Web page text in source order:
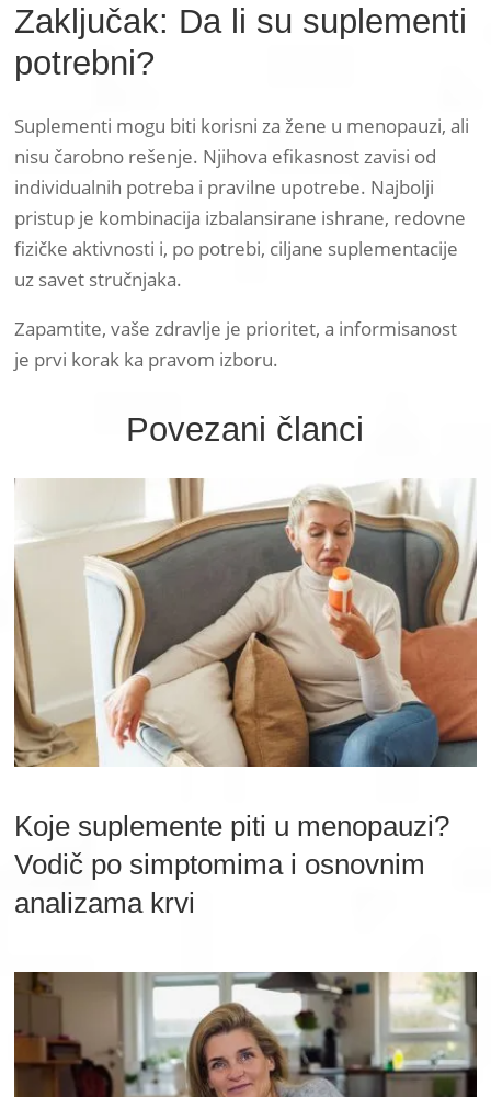
Zaključak: Da li su suplementi
potrebni?
Suplementi mogu biti korisni za žene u menopauzi, ali
nisu čarobno rešenje. Njihova efikasnost zavisi od
individualnih potreba i pravilne upotrebe. Najbolji
pristup je kombinacija izbalansirane ishrane, redovne
fizičke aktivnosti i, po potrebi, ciljane suplementacije
uz savet stručnjaka.
Zapamtite, vaše zdravlje je prioritet, a informisanost
je prvi korak ka pravom izboru.
Povezani članci
Koje suplemente piti u menopauzi?
Vodič po simptomima i osnovnim
analizama krvi